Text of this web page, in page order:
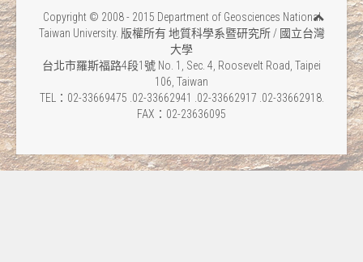
Copyright © 2008 - 2015 Department of Geosciences National
Taiwan University. 版權所有 地質科學系暨研究所 / 國立台灣
大學
台北市羅斯福路4段1號 No. 1, Sec. 4, Roosevelt Road, Taipei
106, Taiwan
TEL：02-33669475 .02-33662941 .02-33662917 .02-33662918.
FAX：02-23636095